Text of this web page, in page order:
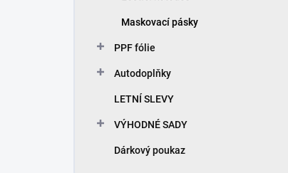
Maskovací pásky
PPF fólie
Autodoplňky
LETNÍ SLEVY
VÝHODNÉ SADY
Dárkový poukaz